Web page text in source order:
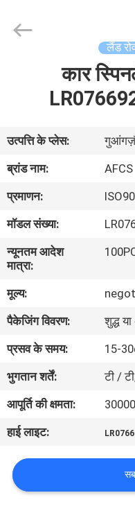
वीडियो
हमारे
बारे
में
कारखाने
का
दौरा
गुणवत्ता
नियंत्रण
हमसे
संपर्क
PARTS
लैंड
कार
उत्पत्ति के प्लेस:
ब्रांड नाम:
AFCS
प्रमाणन:
मॉडल संख्या:
न्यूनतम आदेश
मात्रा:
मूल्य:
पैकेजिंग विवरण:
शुद्ध
प्रसव के समय:
15-
भुगतान शर्तें:
टी /
आपूर्ति की क्षमता:
हाई लाइट: